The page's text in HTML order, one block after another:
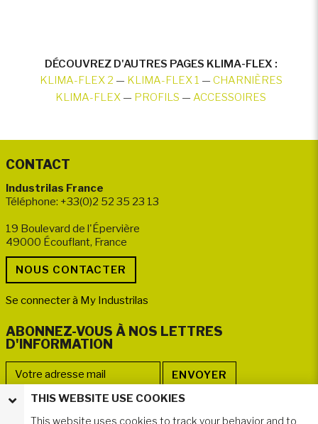
DÉCOUVREZ D'AUTRES PAGES KLIMA-FLEX :
KLIMA-FLEX 2 — KLIMA-FLEX 1 — CHARNIÈRES
KLIMA-FLEX — PROFILS — ACCESSOIRES
CONTACT
Industrilas France
Téléphone: +33(0)2 52 35 23 13
19 Boulevard de l'Épervière
49000 Écouflant, France
Se connecter à My Industrilas
ABONNEZ-VOUS À NOS LETTRES
D'INFORMATION
NOUS SUIVRE
THIS WEBSITE USE COOKIES
This website uses cookies to track your behavior and to